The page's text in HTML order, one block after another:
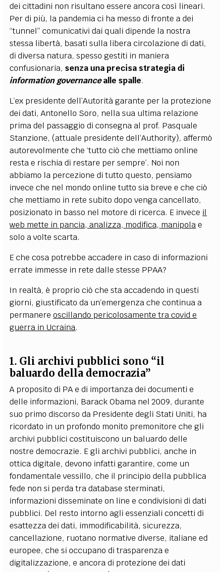
dei cittadini non risultano essere ancora così lineari.
Per di più, la pandemia ci ha messo di fronte a dei
“tunnel” comunicativi dai quali dipende la nostra
stessa libertà, basati sulla libera circolazione di dati,
di diversa natura, spesso gestiti in maniera
confusionaria, senza una precisa strategia di
information governancealle spalle.
L’ex presidente dell’Autorità garante per la protezione
dei dati, Antonello Soro, nella sua ultima relazione
prima del passaggio di consegna al prof. Pasquale
Stanzione, (attuale presidente dell’Authority), affermò
autorevolmente che ‘tutto ciò che mettiamo online
resta e rischia di restare per sempre’. Noi non
abbiamo la percezione di tutto questo, pensiamo
invece che nel mondo online tutto sia breve e che ciò
che mettiamo in rete subito dopo venga cancellato,
posizionato in basso nel motore di ricerca. E invece il
web mette in pancia, analizza, modifica, manipolae
solo a volte scarta.
E che cosa potrebbe accadere in caso di informazioni
errate immesse in rete dalle stesse PPAA?
In realtà, è proprio ciò che sta accadendo in questi
giorni, giustificato da un’emergenza che continua a
permanereoscillando pericolosamente tra covid e
guerra in Ucraina.
1. Gli archivi pubblici sono “il
baluardo della democrazia”
A proposito di PA e di importanza dei documenti e
delle informazioni, Barack Obama nel 2009, durante
suo primo discorso da Presidente degli Stati Uniti, ha
ricordato in un profondo monito premonitore che gli
archivi pubblici costituiscono un baluardo delle
nostre democrazie. E gli archivi pubblici, anche in
ottica digitale, devono infatti garantire, come un
fondamentale vessillo, che il principio della pubblica
fede non si perda tra database sterminati,
informazioni disseminate on line e condivisioni di dati
pubblici. Del resto intorno agli essenziali concetti di
esattezza dei dati, immodificabilità, sicurezza,
cancellazione, ruotano normative diverse, italiane ed
europee, che si occupano di trasparenza e
digitalizzazione, e ancora di protezione dei dati